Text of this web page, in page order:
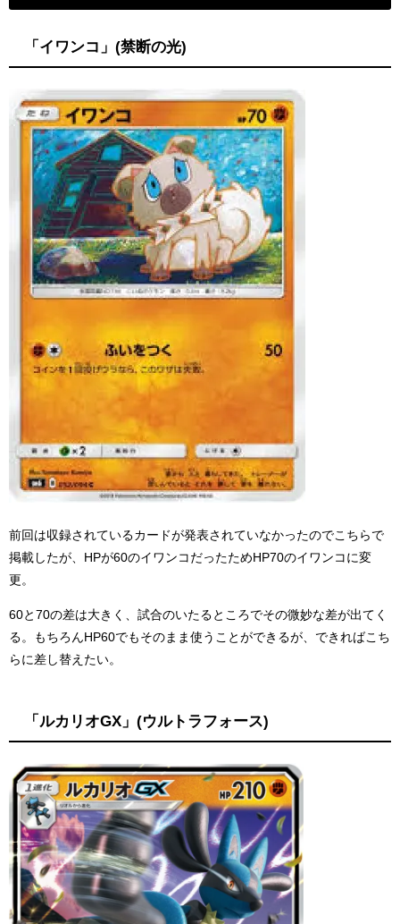
「イワンコ」(禁断の光)
前回は収録されているカードが発表されていなかったのでこちらで
掲載したが、HPが60のイワンコだったためHP70のイワンコに変
更。
60と70の差は大きく、試合のいたるところでその微妙な差が出てく
る。もちろんHP60でもそのまま使うことができるが、できればこち
らに差し替えたい。
「ルカリオGX」(ウルトラフォース)